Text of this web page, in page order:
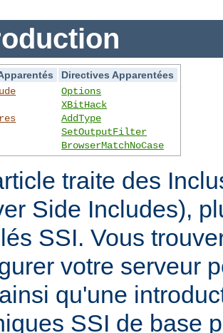
Directives Apparentées
Options
XBitHack
AddType
SetOutputFilter
BrowserMatchNoCase
traite des
Side Includes),
SSI. Vous
votre serveur
qu'une
SSI de base